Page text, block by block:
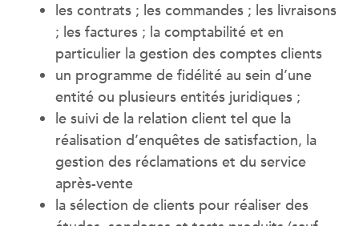
les contrats ; les commandes ; les livraisons
; les factures ; la comptabilité et en
particulier la gestion des comptes clients
un programme de fidélité au sein d’une
entité ou plusieurs entités juridiques ;
le suivi de la relation client tel que la
réalisation d’enquêtes de satisfaction, la
gestion des réclamations et du service
après-vente
la sélection de clients pour réaliser des